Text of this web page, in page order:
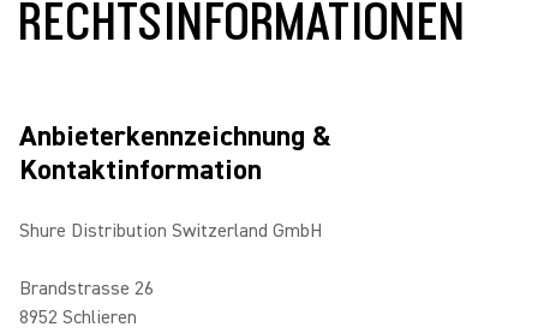
RECHTSINFORMATIONEN
Anbieterkennzeichnung &
Kontaktinformation
Shure Distribution Switzerland GmbH
Brandstrasse 26
8952 Schlieren